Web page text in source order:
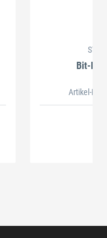
Bit-
Artikel-Nr.